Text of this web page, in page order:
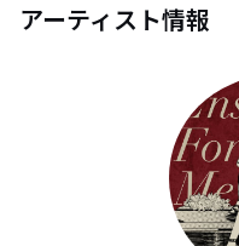
アーティスト情報